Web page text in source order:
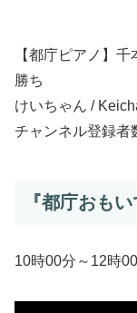
【都庁ピアノ】
勝ち
けいちゃん /
チャンネル登録者
『都庁おも
10時00分～12時